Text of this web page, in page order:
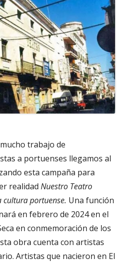
trabajo de
a portuenses llegamos al
esta campaña para
realidad Nuestro Teatro
cultura portuense. Una función
en febrero de 2024 en el
en conmemoración de los
obra cuenta con artistas
Artistas que nacieron en El